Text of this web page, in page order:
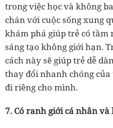
trong việc học và không
chán với cuộc sống xung
khám phá giúp trẻ có
sáng tạo không giới hạn.
cách này sẽ giúp trẻ dễ
thay đổi nhanh chóng
đi riêng cho mình.
7. Có ranh giới cá nhân